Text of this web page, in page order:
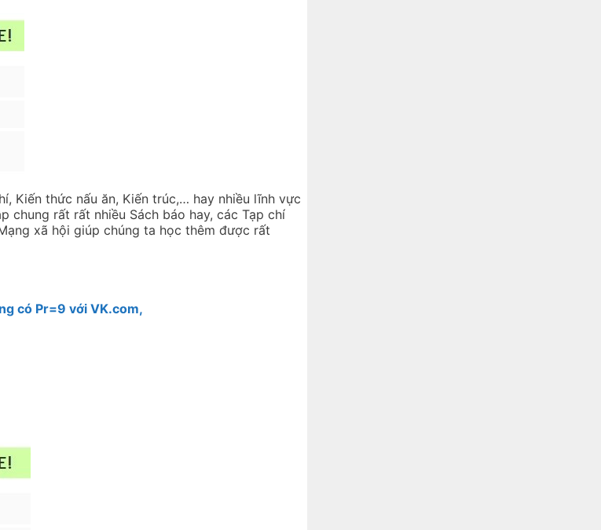
Kiến thức nấu ăn, Kiến trúc,… hay nhiều lĩnh vực
chung rất rất nhiều Sách báo hay, các Tạp chí
xã hội giúp chúng ta học thêm được rất
có Pr=9 với VK.com,